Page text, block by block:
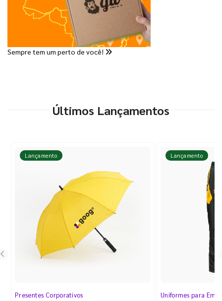
Sempre tem um perto de você!
Últimos Lançamentos
Lançamento
Presentes Corporativos
Lançamento
Uniformes para